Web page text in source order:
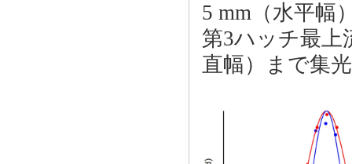
5 mm（水平幅
第3ハッチ最上
直幅）まで集